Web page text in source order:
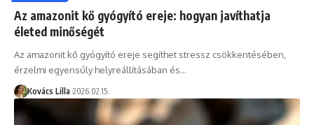
Az amazonit kő gyógyító ereje: hogyan javíthatja
életed minőségét
Az amazonit kő gyógyító ereje segíthet stressz csökkentésében,
érzelmi egyensúly helyreállításában és…
Kovács Lilla 2026.02.15.